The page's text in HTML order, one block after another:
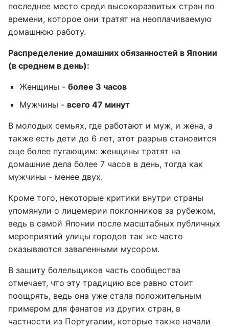
последнее место среди высокоразвитых стран по
времени, которое они тратят на неоплачиваемую
домашнюю работу.
Распределение домашних обязанностей в Японии
(в среднем в день):
Женщины - более 3 часов
Мужчины - всего 47 минут
В молодых семьях, где работают и муж, и жена, а
также есть дети до 6 лет, этот разрыв становится
еще более пугающим: женщины тратят на
домашние дела более 7 часов в день, тогда как
мужчины - менее двух.
Кроме того, некоторые критики внутри страны
упомянули о лицемерии поклонников за рубежом,
ведь в самой Японии после масштабных публичных
мероприятий улицы городов так же часто
оказываются заваленными мусором.
В защиту болельщиков часть сообщества
отмечает, что эту традицию все равно стоит
поощрять, ведь она уже стала положительным
примером для фанатов из других стран, в
частности из Португалии, которые также начали